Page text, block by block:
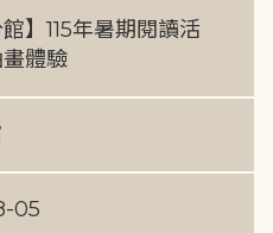
館】115年暑期閱讀活
體驗
05